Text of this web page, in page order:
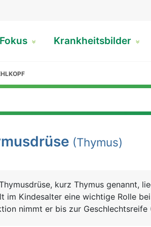
Fokus Krankheitsbilder
(Thymus)
kurz Thymus genannt,
im Kindesalter eine wichtige Rolle
nimmt er bis zur